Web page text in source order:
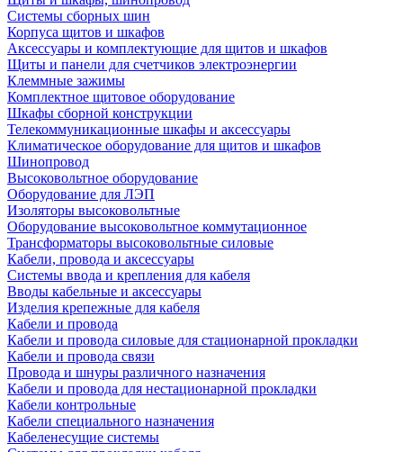
Системы сборных шин
Корпуса щитов и шкафов
Аксессуары и комплектующие для щитов и шкафов
Щиты и панели для счетчиков электроэнергии
Клеммные зажимы
Комплектное щитовое оборудование
Шкафы сборной конструкции
Телекоммуникационные шкафы и аксессуары
Климатическое оборудование для щитов и шкафов
Шинопровод
Высоковольтное оборудование
Оборудование для ЛЭП
Изоляторы высоковольтные
Оборудование высоковольтное коммутационное
Трансформаторы высоковольтные силовые
Кабели, провода и аксессуары
Системы ввода и крепления для кабеля
Вводы кабельные и аксессуары
Изделия крепежные для кабеля
Кабели и провода
Кабели и провода силовые для стационарной прокладки
Кабели и провода связи
Провода и шнуры различного назначения
Кабели и провода для нестационарной прокладки
Кабели контрольные
Кабели специального назначения
Кабеленесущие системы